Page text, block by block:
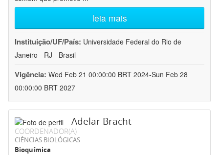
leia mais
Instituição/UF/País: Universidade Federal do Rio de
Janeiro - RJ - Brasil
Vigência: Wed Feb 21 00:00:00 BRT 2024-Sun Feb 28
00:00:00 BRT 2027
Adelar Bracht
COORDENADOR(A)
CIÊNCIAS BIOLÓGICAS
Bioquímica